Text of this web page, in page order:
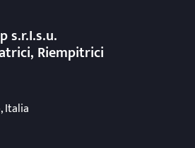
s.r.I.s.u.
Riempitrici
Italia